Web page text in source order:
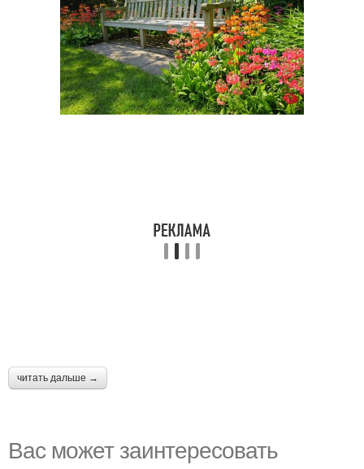
читать дальше →
Вас может заинтересовать